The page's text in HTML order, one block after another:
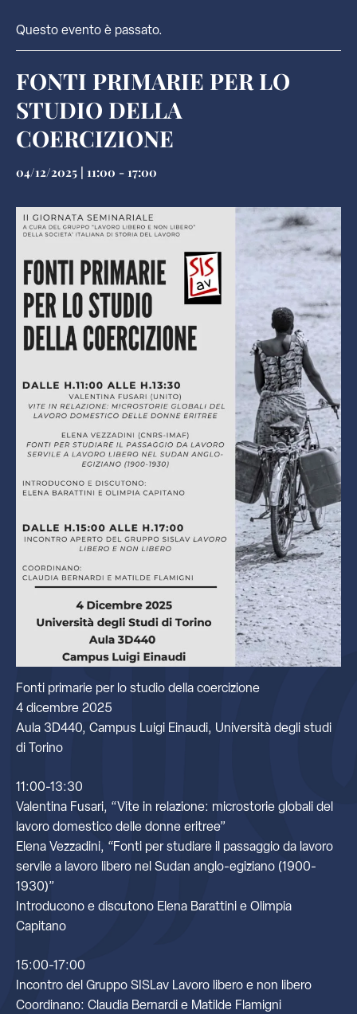
Questo evento è passato.
FONTI PRIMARIE PER LO
STUDIO DELLA
COERCIZIONE
04/12/2025 | 11:00 - 17:00
Fonti primarie per lo studio della coercizione
4 dicembre 2025
Aula 3D440, Campus Luigi Einaudi, Università degli studi
di Torino
11:00-13:30
Valentina Fusari, “Vite in relazione: microstorie globali del
lavoro domestico delle donne eritree”
Elena Vezzadini, “Fonti per studiare il passaggio da lavoro
servile a lavoro libero nel Sudan anglo-egiziano (1900-
1930)”
Introducono e discutono Elena Barattini e Olimpia
Capitano
15:00-17:00
Incontro del Gruppo SISLav Lavoro libero e non libero
Coordinano: Claudia Bernardi e Matilde Flamigni